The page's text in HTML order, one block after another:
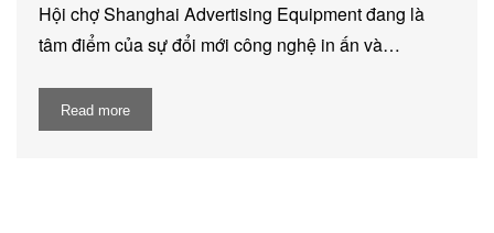
Hội chợ Shanghai Advertising Equipment đang là
tâm điểm của sự đổi mới công nghệ in ấn và…
Read more